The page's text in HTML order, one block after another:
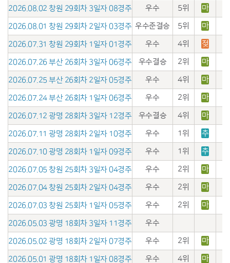
2026.08.02 창원 29회차 3일자 08경주
우수 5위 마
2026.08.01 창원 29회차 2일자 03경주 우수준결승 5위 마
2026.07.31 창원 29회차 1일자 01경주 우수 4위 젖
2026.07.26 부산 26회차 3일자 06경주 우수결승 2위 마
2026.07.25 부산 26회차 2일자 05경주 우수 4위 마
2026.07.24 부산 26회차 1일자 06경주 우수 2위 마
2026.07.12 광명 28회차 3일자 12경주 우수결승 4위 마
2026.07.11 광명 28회차 2일자 10경주 우수 1위 추
2026.07.10 광명 28회차 1일자 09경주 우수 1위 추
2026.07.05 창원 25회차 3일자 04경주 우수 2위 마
2026.07.04 창원 25회차 2일자 04경주 우수 2위 마
2026.07.03 창원 25회차 1일자 05경주 우수 2위 마
2026.05.03 광명 18회차 3일자 11경주 우수
2026.05.02 광명 18회차 2일자 07경주 우수 2위 마
2026.05.01 광명 18회차 1일자 08경주 우수 4위 마